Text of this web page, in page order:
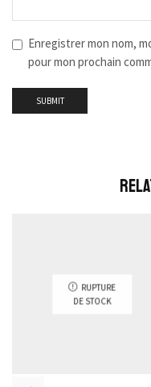
Enregistrer mon nom,
pour mon prochain
RUPTURE
DE STOCK